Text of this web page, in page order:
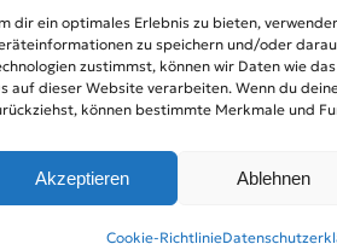
dir ein optimales Erlebnis zu bieten,
zu speichern und/oder
zustimmst, können wir Daten wie
auf dieser Website verarbeiten. Wenn du
können bestimmte Merkmale und
Akzeptieren Ablehnen
Cookie-Richtlinie